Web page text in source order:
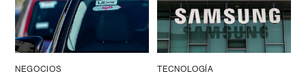
NEGOCIOS TECNOLOGÍA